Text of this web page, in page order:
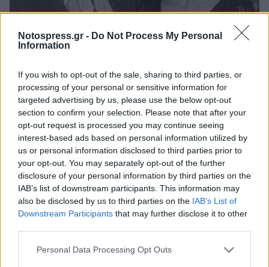
Notospress.gr - Do Not Process My Personal
Information
If you wish to opt-out of the sale, sharing to third parties, or
processing of your personal or sensitive information for
targeted advertising by us, please use the below opt-out
section to confirm your selection. Please note that after your
opt-out request is processed you may continue seeing
interest-based ads based on personal information utilized by
us or personal information disclosed to third parties prior to
your opt-out. You may separately opt-out of the further
disclosure of your personal information by third parties on the
IAB’s list of downstream participants. This information may
also be disclosed by us to third parties on the IAB’s List of
Downstream Participants that may further disclose it to other
Personal Data Processing Opt Outs
Στο «Συνοικισμός Α» θα ακούσουμε αρκετές
κόκκινα, κίτρινα, μπλε», «Έτσι ειν' η ζωή» με την